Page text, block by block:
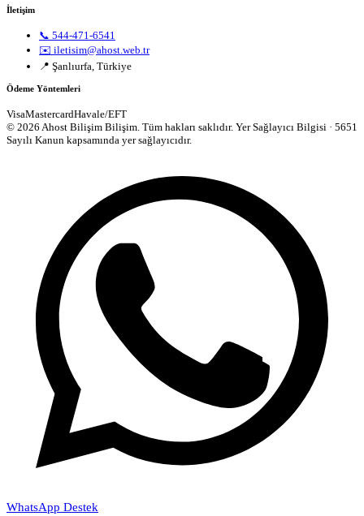
İletişim
📞 544-471-6541
✉️ iletisim@ahost.web.tr
📍 Şanlıurfa, Türkiye
Ödeme Yöntemleri
VisaMastercardHavale/EFT
© 2026 Ahost Bilişim Bilişim. Tüm hakları saklıdır. Yer Sağlayıcı Bilgisi · 5651
Sayılı Kanun kapsamında yer sağlayıcıdır.
WhatsApp Destek